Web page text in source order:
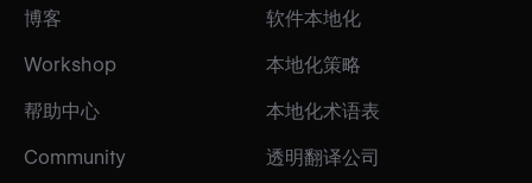
博客
Workshop
帮助中心
Community
软件本地化
本地化策略
本地化术语表
透明翻译公司